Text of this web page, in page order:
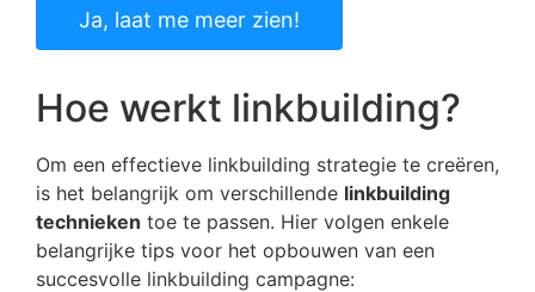
Ja, laat me meer zien!
Hoe werkt linkbuilding?
Om een effectieve linkbuilding strategie te creëren,
is het belangrijk om verschillende linkbuilding
technieken toe te passen. Hier volgen enkele
belangrijke tips voor het opbouwen van een
succesvolle linkbuilding campagne: